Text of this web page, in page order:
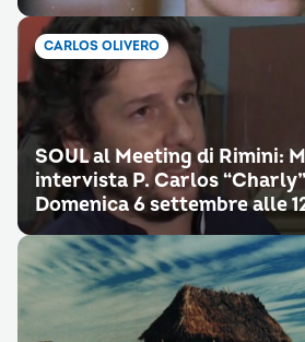
CARLOS OLIVERO
SOUL al Meeting di Rimini:
intervista P. Carlos
Domenica 6 settembre alle